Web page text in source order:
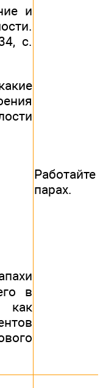
и
с.
в
как
парах.